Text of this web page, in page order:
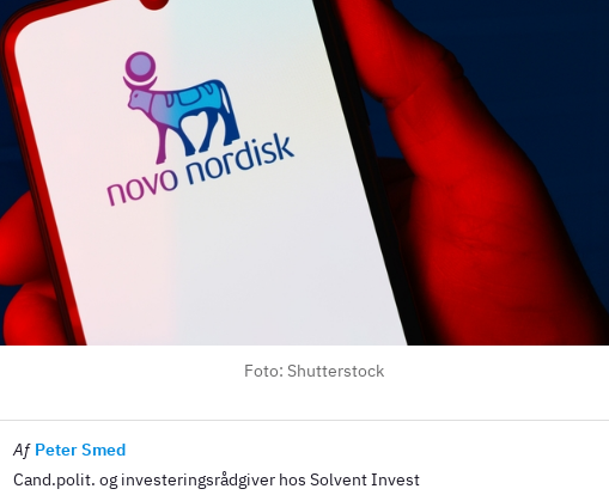
Foto: Shutterstock
Af Peter Smed
Cand.polit. og investeringsrådgiver hos Solvent Invest